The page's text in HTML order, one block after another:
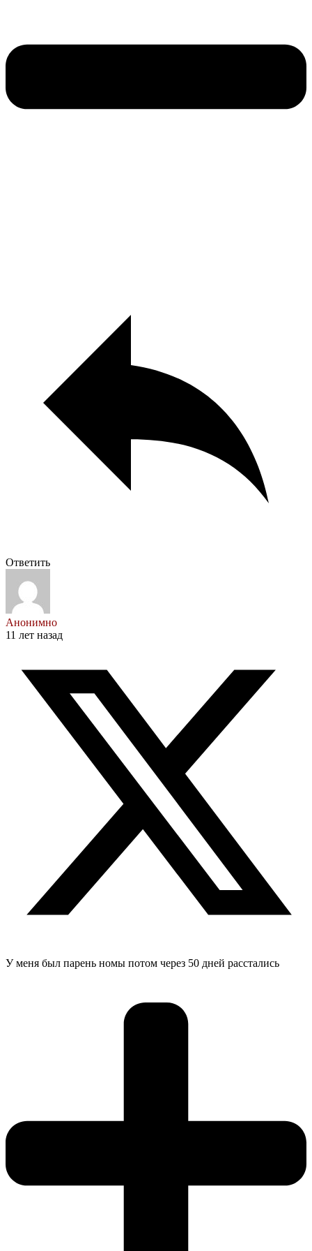
Ответить
Анонимно
11 лет назад
У меня был парень номы потом через 50 дней расстались